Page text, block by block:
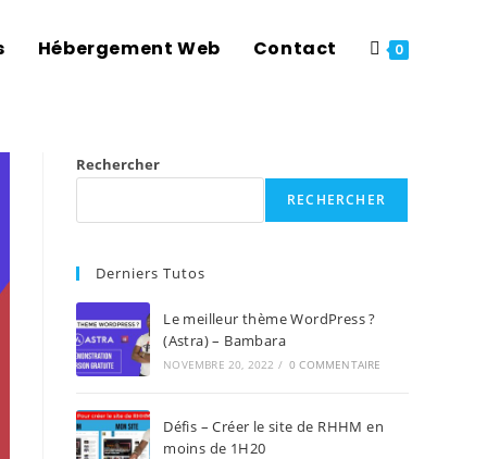
Hébergement Web Contact 0
Rechercher
RECHERCHER
Derniers Tutos
Le meilleur thème WordPress ?
(Astra) – Bambara
NOVEMBRE 20, 2022 / 0 COMMENTAIRE
Défis – Créer le site de RHHM en
moins de 1H20